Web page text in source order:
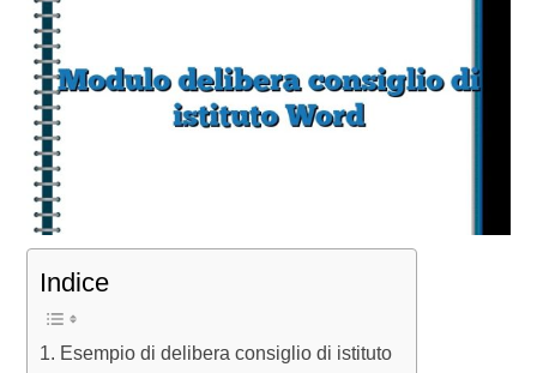
Indice
Esempio di delibera consiglio di istituto